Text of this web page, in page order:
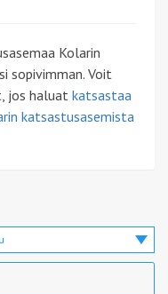
Kolarin
sopivimman. Voit
jos haluat katsastaa
katsastusasemista